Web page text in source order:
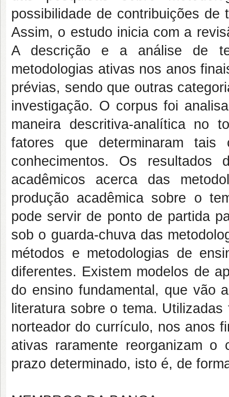
possibilidade de contribuições
Assim, o estudo inicia com a
A descrição e a análise de
metodologias ativas nos anos
prévias, sendo que outras
investigação. O corpus foi
maneira descritiva-analítica no
fatores que determinaram
conhecimentos. Os resultados
acadêmicos acerca das
produção acadêmica sobre o
pode servir de ponto de partida
sob o guarda-chuva das
métodos e metodologias de
diferentes. Existem modelos de
do ensino fundamental, que vão
literatura sobre o tema.
norteador do currículo, nos anos
ativas raramente reorganizam o
prazo determinado, isto é, de